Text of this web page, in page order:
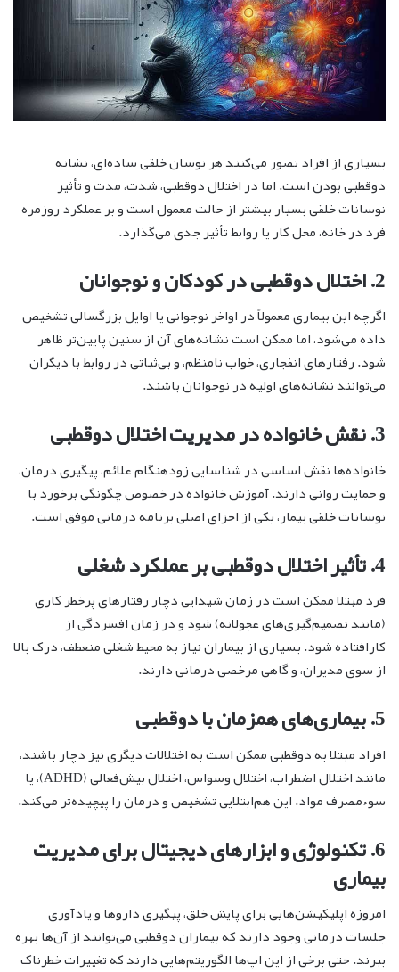
بسیاری از افراد تصور می‌کنند هر نوسان خلقی ساده‌ای، نشانه
دوقطبی بودن است. اما در اختلال دوقطبی، شدت، مدت و تأثیر
نوسانات خلقی بسیار بیشتر از حالت معمول است و بر عملکرد روزمره
فرد در خانه، محل کار یا روابط تأثیر جدی می‌گذارد.
2. اختلال دوقطبی در کودکان و نوجوانان
اگرچه این بیماری معمولاً در اواخر نوجوانی یا اوایل بزرگسالی تشخیص
داده می‌شود، اما ممکن است نشانه‌های آن از سنین پایین‌تر ظاهر
شود. رفتارهای انفجاری، خواب نامنظم، و بی‌ثباتی در روابط با دیگران
می‌توانند نشانه‌های اولیه در نوجوانان باشند.
3. نقش خانواده در مدیریت اختلال دوقطبی
خانواده‌ها نقش اساسی در شناسایی زودهنگام علائم، پیگیری درمان،
و حمایت روانی دارند. آموزش خانواده در خصوص چگونگی برخورد با
نوسانات خلقی بیمار، یکی از اجزای اصلی برنامه درمانی موفق است.
4. تأثیر اختلال دوقطبی بر عملکرد شغلی
فرد مبتلا ممکن است در زمان شیدایی دچار رفتارهای پرخطر کاری
(مانند تصمیم‌گیری‌های عجولانه) شود و در زمان افسردگی از
کارافتاده شود. بسیاری از بیماران نیاز به محیط شغلی منعطف، درک بالا
از سوی مدیران، و گاهی مرخصی درمانی دارند.
5. بیماری‌های همزمان با دوقطبی
افراد مبتلا به دوقطبی ممکن است به اختلالات دیگری نیز دچار باشند،
مانند اختلال اضطراب، اختلال وسواس، اختلال بیش‌فعالی (ADHD)، یا
سوءمصرف مواد. این هم‌ابتلایی تشخیص و درمان را پیچیده‌تر می‌کند.
6. تکنولوژی و ابزارهای دیجیتال برای مدیریت
بیماری
امروزه اپلیکیشن‌هایی برای پایش خلق، پیگیری داروها و یادآوری
جلسات درمانی وجود دارند که بیماران دوقطبی می‌توانند از آن‌ها بهره
ببرند. حتی برخی از این اپ‌ها الگوریتم‌هایی دارند که تغییرات خطرناک